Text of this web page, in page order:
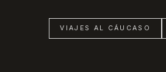
VIAJES AL CÁUCASO